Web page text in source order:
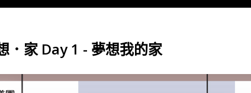
家 Day 1 - 夢想我的家